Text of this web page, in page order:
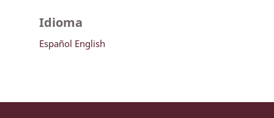
Idioma
Español English